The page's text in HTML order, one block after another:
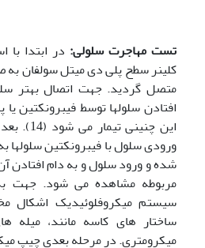
تست مهاجرت سلولی: در ابتدا با
کلینر سطح پلی دی میتل سولفان به
متصل گردید. جهت اتصال بهتر
افتادن سلولها توسط فیبرونکتین یا
این
ورودی سلول با فیبرونکتین سلولها
شده و ورود سلول و به دام افتادن
مربوطه مشاهده می شود. جهت
سیستم میکروفلوئیدیک اشکال
میکرومتری. در مرحله بعدی چیپ